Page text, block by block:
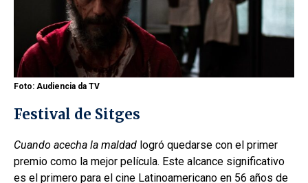
Foto: Audiencia da TV
Festival de Sitges
Cuando acecha la maldad logró quedarse con el primer
premio como la mejor película. Este alcance significativo
es el primero para el cine Latinoamericano en 56 años de